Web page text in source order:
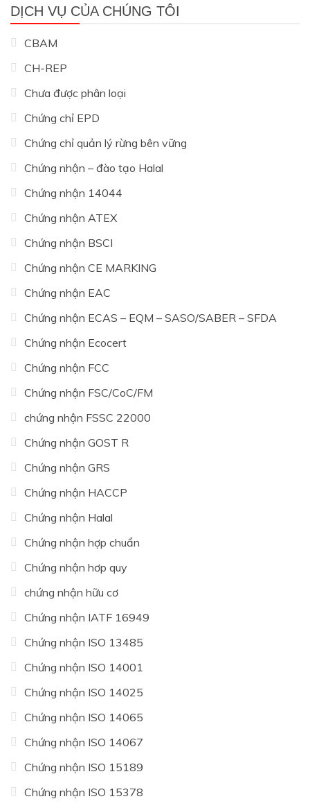
DỊCH VỤ CỦA CHÚNG TÔI
CBAM
CH-REP
Chưa được phân loại
Chứng chỉ EPD
Chứng chỉ quản lý rừng bên vững
Chứng nhận – đào tạo Halal
Chứng nhận 14044
Chứng nhận ATEX
Chứng nhận BSCI
Chứng nhận CE MARKING
Chứng nhận EAC
Chứng nhận ECAS – EQM – SASO/SABER – SFDA
Chứng nhận Ecocert
Chứng nhận FCC
Chứng nhận FSC/CoC/FM
chứng nhận FSSC 22000
Chứng nhận GOST R
Chứng nhận GRS
Chứng nhận HACCP
Chứng nhận Halal
Chứng nhận hợp chuẩn
Chứng nhận hơp quy
chứng nhận hữu cơ
Chứng nhận IATF 16949
Chứng nhận ISO 13485
Chứng nhận ISO 14001
Chứng nhận ISO 14025
Chứng nhận ISO 14065
Chứng nhận ISO 14067
Chứng nhận ISO 15189
Chứng nhận ISO 15378